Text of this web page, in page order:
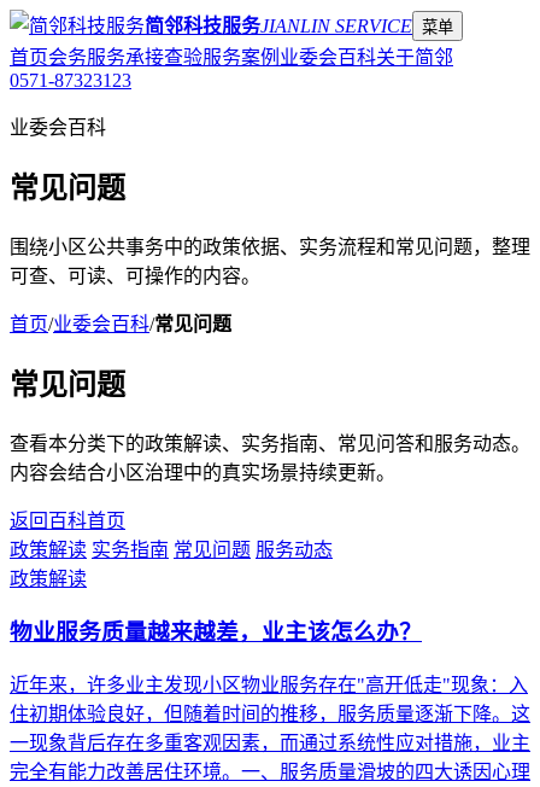
简邻科技服务JIANLIN SERVICE 菜单
首页会务服务承接查验服务案例 业委会百科关于简邻
0571-87323123
业委会百科
常见问题
围绕小区公共事务中的政策依据、实务流程和常见问题，整理
可查、可读、可操作的内容。
首页/业委会百科/常见问题
常见问题
查看本分类下的政策解读、实务指南、常见问答和服务动态。
内容会结合小区治理中的真实场景持续更新。
返回百科首页
政策解读 实务指南 常见问题 服务动态
政策解读
物业服务质量越来越差，业主该怎么办？
近年来，许多业主发现小区物业服务存在"高开低走"现象：入
住初期体验良好，但随着时间的推移，服务质量逐渐下降。这
一现象背后存在多重客观因素，而通过系统性应对措施，业主
完全有能力改善居住环境。一、服务质量滑坡的四大诱因心理